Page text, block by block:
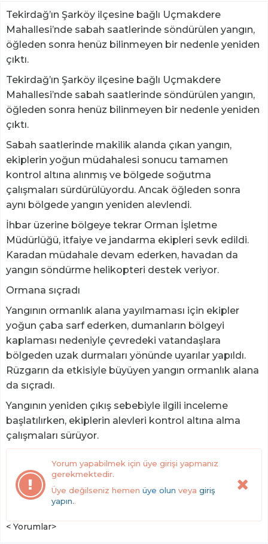
Tekirdağ’ın Şarköy ilçesine bağlı Uçmakdere
Mahallesi’nde sabah saatlerinde söndürülen yangın,
öğleden sonra henüz bilinmeyen bir nedenle yeniden
çıktı.
Tekirdağ’ın Şarköy ilçesine bağlı Uçmakdere
Mahallesi’nde sabah saatlerinde söndürülen yangın,
öğleden sonra henüz bilinmeyen bir nedenle yeniden
çıktı.
Sabah saatlerinde makilik alanda çıkan yangın,
ekiplerin yoğun müdahalesi sonucu tamamen
kontrol altına alınmış ve bölgede soğutma
çalışmaları sürdürülüyordu. Ancak öğleden sonra
aynı bölgede yangın yeniden alevlendi.
İhbar üzerine bölgeye tekrar Orman İşletme
Müdürlüğü, itfaiye ve jandarma ekipleri sevk edildi.
Karadan müdahale devam ederken, havadan da
yangın söndürme helikopteri destek veriyor.
Ormana sıçradı
Yangının ormanlık alana yayılmaması için ekipler
yoğun çaba sarf ederken, dumanların bölgeyi
kaplaması nedeniyle çevredeki vatandaşlara
bölgeden uzak durmaları yönünde uyarılar yapıldı.
Rüzgarın da etkisiyle büyüyen yangın ormanlık alana
da sıçradı.
Yangının yeniden çıkış sebebiyle ilgili inceleme
başlatılırken, ekiplerin alevleri kontrol altına alma
çalışmaları sürüyor.
Yorum yapabilmek için üye girişi yapmanız
gerekmektedir.
Üye değilseniz hemen üye olun veya giriş
yapın..
< Yorumlar>